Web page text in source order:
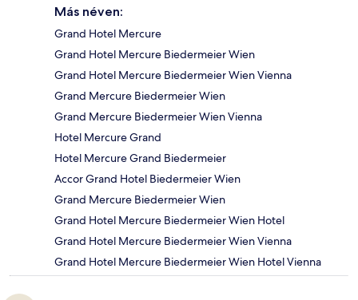
Más néven:
Grand Hotel Mercure
Grand Hotel Mercure Biedermeier Wien
Grand Hotel Mercure Biedermeier Wien Vienna
Grand Mercure Biedermeier Wien
Grand Mercure Biedermeier Wien Vienna
Hotel Mercure Grand
Hotel Mercure Grand Biedermeier
Accor Grand Hotel Biedermeier Wien
Grand Mercure Biedermeier Wien
Grand Hotel Mercure Biedermeier Wien Hotel
Grand Hotel Mercure Biedermeier Wien Vienna
Grand Hotel Mercure Biedermeier Wien Hotel Vienna